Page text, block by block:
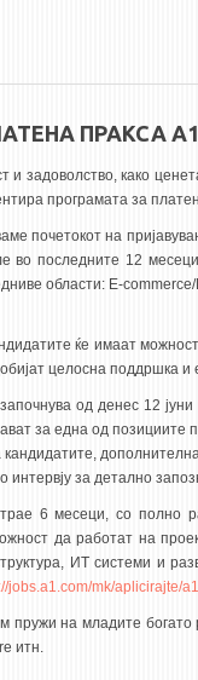
ПРАКСА A1
и задоволство, како
програмата за
почетокот на
во последните 12
области: E-
ќе имаат
целосна поддршка
од денес 12
за една од позициите
за детално
6 месеци, со полно
да работат на
ИТ системи и
jobs.a1.com/mk/aplicirajte/
пружи на младите богато
итн.